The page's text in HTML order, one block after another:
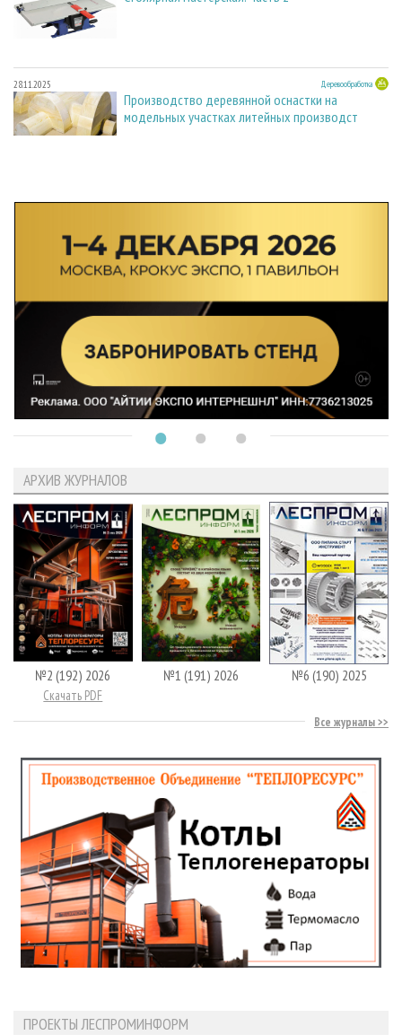
28.11.2025 Деревообработка
Производство деревянной оснастки на
модельных участках литейных производст
АРХИВ ЖУРНАЛОВ
№2 (192) 2026
Скачать PDF
№1 (191) 2026 №6 (190) 2025
Все журналы
ПРОЕКТЫ ЛЕСПРОМИНФОРМ